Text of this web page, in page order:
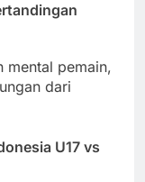
mental pemain,
dari
U17 vs